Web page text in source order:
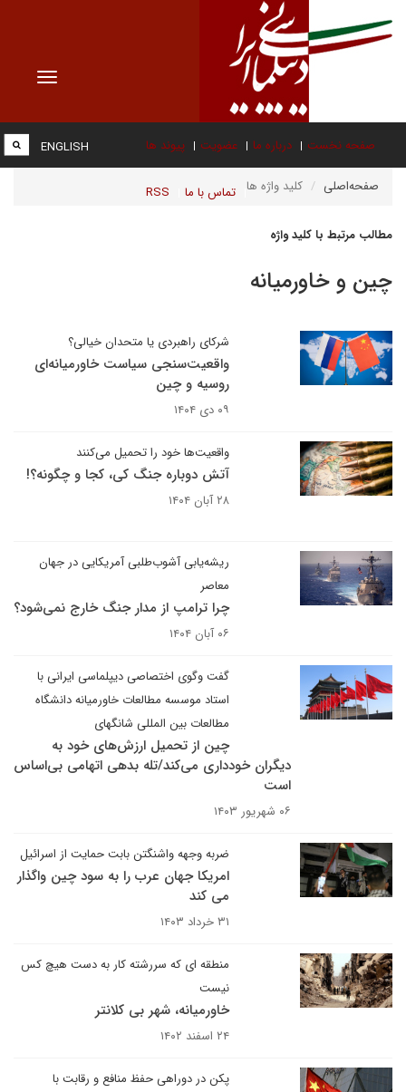
Toggle
صفحه نخست درباره ما عضویت پیوند ها
تماس با ما RSS
ENGLISH
صفحه‌اصلی کلید واژه ها
مطالب مرتبط با کلید واژه
چین و خاورمیانه
شرکای راهبردی یا متحدان خیالی؟
واقعیت‌سنجی سیاست خاورمیانه‌ای
روسیه و چین
۰۹ دی ۱۴۰۴
واقعیت‌ها خود را تحمیل می‌کنند
آتش دوباره جنگ کی، کجا و چگونه؟!
۲۸ آبان ۱۴۰۴
ریشه‌یابی آشوب‌طلبی آمریکایی در جهان
معاصر
چرا ترامپ از مدار جنگ خارج نمی‌شود؟
۰۶ آبان ۱۴۰۴
گفت وگوی اختصاصی دیپلماسی ایرانی با
استاد موسسه مطالعات خاورمیانه دانشگاه
مطالعات بین المللی شانگهای
چین از تحمیل ارزش‌های خود به
دیگران خودداری می‌کند/تله بدهی اتهامی بی‌اساس
است
۰۶ شهریور ۱۴۰۳
ضربه وجهه واشنگتن بابت حمایت از اسرائیل
امریکا جهان عرب را به سود چین واگذار
می کند
۳۱ خرداد ۱۴۰۳
منطقه ای که سررشته کار به دست هیچ کس
نیست
خاورمیانه، شهر بی کلانتر
۲۴ اسفند ۱۴۰۲
پکن در دوراهی حفظ منافع و رقابت با